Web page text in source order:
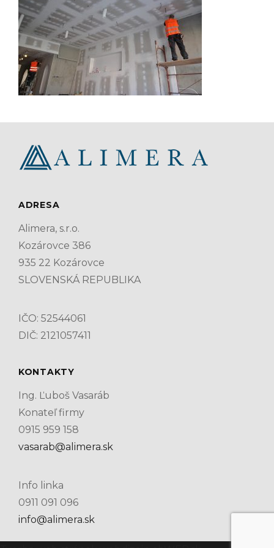
ADRESA
Alimera, s.r.o.
Kozárovce 386
935 22 Kozárovce
SLOVENSKÁ REPUBLIKA
IČO: 52544061
DIČ: 2121057411
KONTAKTY
Ing. Ľuboš Vasaráb
Konateľ firmy
0915 959 158
vasarab@alimera.sk
Info linka
0911 091 096
info@alimera.sk